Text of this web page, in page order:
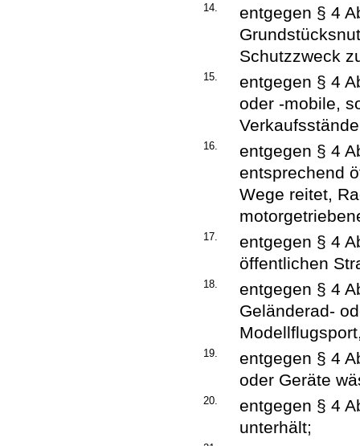
14.
entgegen § 4
Schutzzweck
15.
entgegen § 4
oder -mobile,
16.
entgegen § 4
entsprechend
Wege reitet,
17.
entgegen § 4
öffentlichen
18.
entgegen § 4
Geländerad-
19.
entgegen § 4
oder Geräte
20.
entgegen § 4
unterhält;